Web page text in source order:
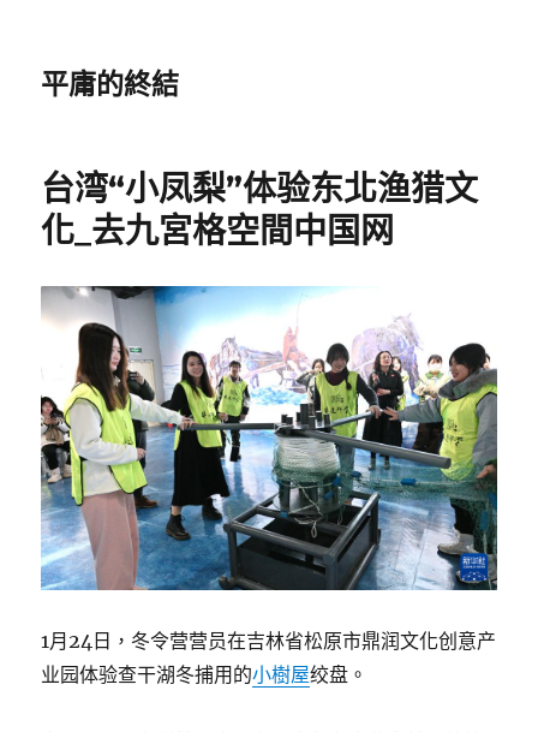
平庸的終結
台湾“小凤梨”体验东北渔猎文
化_去九宮格空間中国网
1月24日，冬令营营员在吉林省松原市鼎润文化创意产
业园体验查干湖冬捕用的小樹屋绞盘。